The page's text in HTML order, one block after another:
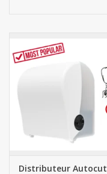
Distributeur Autocut